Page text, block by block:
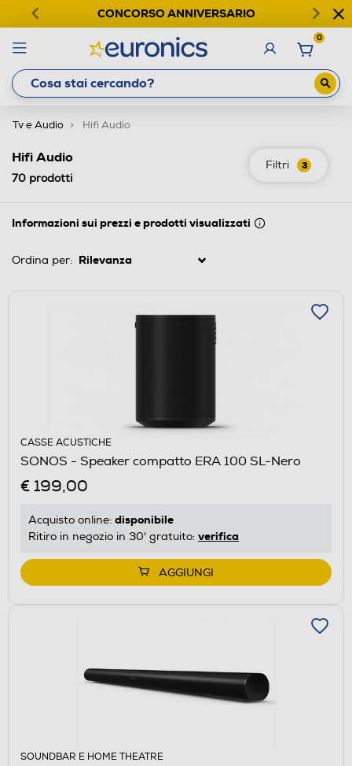
CONCORSO ANNIVERSARIO
0
Tv e Audio Hifi Audio
Filtri 3
Hifi Audio
70 prodotti
Informazioni sui prezzi e prodotti visualizzati
Ordina per:
CASSE ACUSTICHE
SONOS - Speaker compatto ERA 100 SL-Nero
€ 199,00
Acquisto online: disponibile
Ritiro in negozio in 30' gratuito: verifica
AGGIUNGI
SOUNDBAR E HOME THEATRE